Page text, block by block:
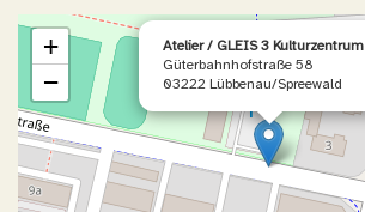
Atelier / GLEIS 3 Kulturzentrum
Güterbahnhofstraße 58
03222 Lübbenau/Spreewald
+
−